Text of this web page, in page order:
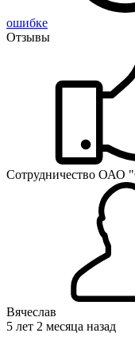
ошибке
Отзывы
Сотрудничество ОАО
Вячеслав
5 лет 2 месяца назад